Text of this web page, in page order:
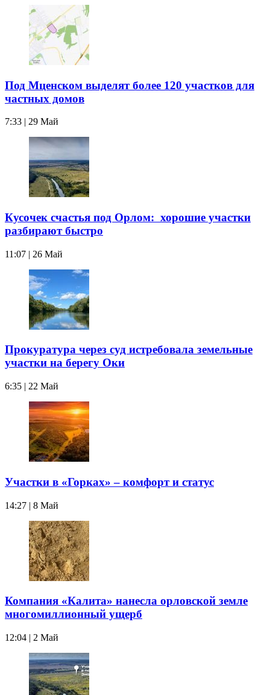
Под Мценском выделят более 120 участков для
частных домов
7:33 | 29 Май
Кусочек счастья под Орлом: хорошие участки
разбирают быстро
11:07 | 26 Май
Прокуратура через суд истребовала земельные
участки на берегу Оки
6:35 | 22 Май
Участки в «Горках» – комфорт и статус
14:27 | 8 Май
Компания «Калита» нанесла орловской земле
многомиллионный ущерб
12:04 | 2 Май